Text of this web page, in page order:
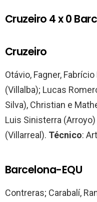
Cruzeiro 4 x 0
Cruzeiro
Otávio, Fagner,
(Villalba); Lucas
Silva), Christian e
Luis Sinisterra
(Villarreal). Técnico:
Barcelona-EQU
Contreras; Carabalí,